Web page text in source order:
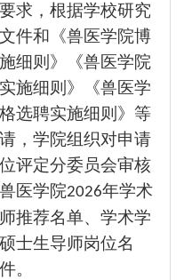
求，根据学校研究
件和《兽医学院博
细则》《兽医学院
施细则》《兽医学
选聘实施细则》等
，学院组织对申请
评定分委员会审核
兽医学院2026年学术
推荐名单、 学术学
士生导师岗位名
。